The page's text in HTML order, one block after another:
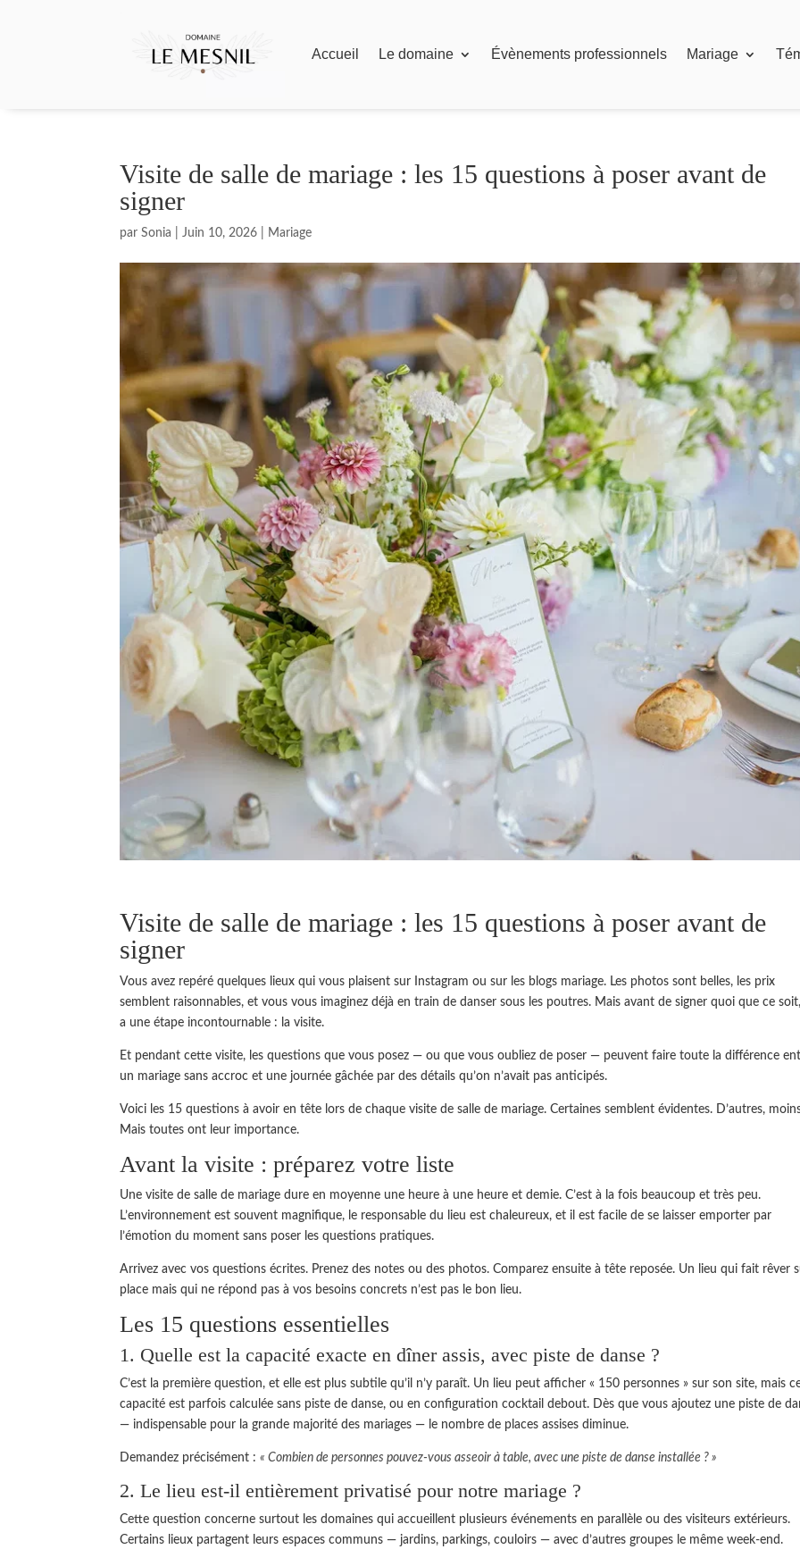
Accueil Le domaine Évènements professionnels Mariage
Visite de salle de mariage : les 15 questions à poser avant de
signer
parSonia |Juin 10, 2026 Mariage
Visite de salle de mariage : les 15 questions à poser avant de
signer
Vous avez repéré quelques lieux qui vous plaisent sur Instagram ou sur les blogs mariage. Les photos sont belles, les prix
semblent raisonnables, et vous vous imaginez déjà en train de danser sous les poutres. Mais avant de signer quoi que ce
a une étape incontournable : la visite.
Et pendant cette visite, les questions que vous posez — ou que vous oubliez de poser — peuvent faire toute la différence
un mariage sans accroc et une journée gâchée par des détails qu’on n’avait pas anticipés.
Voici les 15 questions à avoir en tête lors de chaque visite de salle de mariage. Certaines semblent évidentes. D’autres,
Mais toutes ont leur importance.
Avant la visite : préparez votre liste
Une visite de salle de mariage dure en moyenne une heure à une heure et demie. C’est à la fois beaucoup et très peu.
L’environnement est souvent magnifique, le responsable du lieu est chaleureux, et il est facile de se laisser emporter par
l’émotion du moment sans poser les questions pratiques.
Arrivez avec vos questions écrites. Prenez des notes ou des photos. Comparez ensuite à tête reposée. Un lieu qui fait rêver
place mais qui ne répond pas à vos besoins concrets n’est pas le bon lieu.
Les 15 questions essentielles
1. Quelle est la capacité exacte en dîner assis, avec piste de danse ?
C’est la première question, et elle est plus subtile qu’il n’y paraît. Un lieu peut afficher « 150 personnes » sur son site, mais
capacité est parfois calculée sans piste de danse, ou en configuration cocktail debout. Dès que vous ajoutez une piste de
— indispensable pour la grande majorité des mariages — le nombre de places assises diminue.
Demandez précisément :« Combien de personnes pouvez-vous asseoir à table, avec une piste de danse installée ? »
2. Le lieu est-il entièrement privatisé pour notre mariage ?
Cette question concerne surtout les domaines qui accueillent plusieurs événements en parallèle ou des visiteurs extérieurs.
Certains lieux partagent leurs espaces communs — jardins, parkings, couloirs — avec d’autres groupes le même week-end.